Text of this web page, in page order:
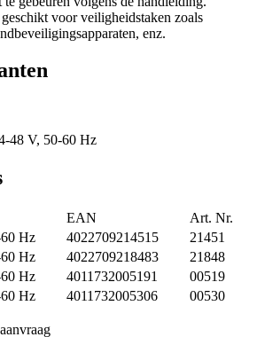
voor veiligheidstaken zoals
enz.
48 V, 50-60 Hz
EAN
Art. Nr.
Hz 4022709214515
21451
Hz 4022709218483
21848
Hz 4011732005191
00519
Hz 4011732005306 00530